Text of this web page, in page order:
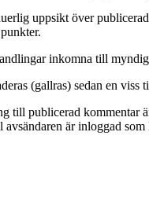
uppsikt över
inkomna till
(gallras) sedan en
till publicerad kommentar
avsändaren är inloggad